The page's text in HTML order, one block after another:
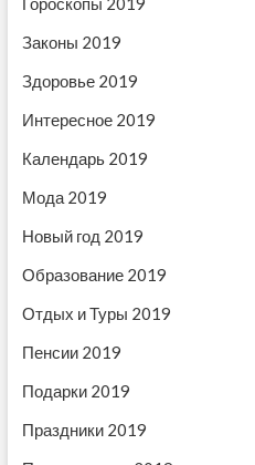
п
о
з
а
п
и
с
я
м
Законы 2019
Здоровье 2019
Интересное 2019
Календарь 2019
Мода 2019
Новый год 2019
Образование 2019
Отдых и Туры 2019
Пенсии 2019
Подарки 2019
Праздники 2019